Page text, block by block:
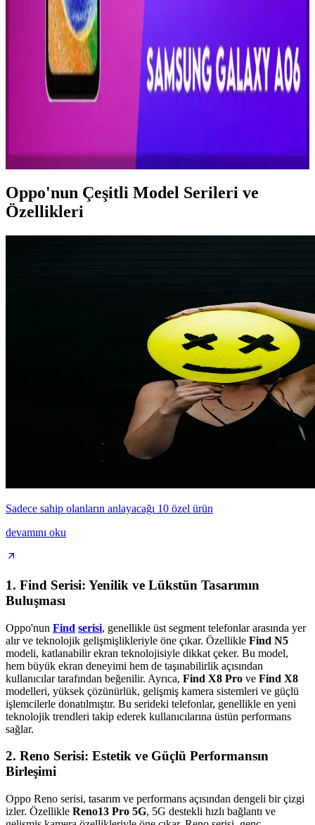
Xiaomi'nin en büyük ekranlı telefonları yüksek çözünürlük ve
gelişmiş ekran teknolojileriyle öne çıkıyor, kullanıcıların multimedya
ve oyun deneyimini artırıyor, güçlü donanım ve uzun pil ömrü
Samsung Galaxy A06 ve A04s Modellerinin Teknik
Özellikleri ve Karşılaştırması
Samsung Galaxy A06 ve A04s modellerinin teknik detayları ve
elektronik bileşenleri hakkında bilinmesi gerekenler, performans ve
dayanıklılık açısından önemli bilgiler içerir.
Oppo'nun Çeşitli Model Serileri ve
Özellikleri
Sadece sahip olanların anlayacağı 10 özel ürün
devamını oku
1. Find Serisi: Yenilik ve Lükstün Tasarımın
Buluşması
Oppo'nun Find serisi, genellikle üst segment telefonlar arasında yer
alır ve teknolojik gelişmişlikleriyle öne çıkar. Özellikle Find N5
modeli, katlanabilir ekran teknolojisiyle dikkat çeker. Bu model,
hem büyük ekran deneyimi hem de taşınabilirlik açısından
kullanıcılar tarafından beğenilir. Ayrıca, Find X8 Pro ve Find X8
modelleri, yüksek çözünürlük, gelişmiş kamera sistemleri ve güçlü
işlemcilerle donatılmıştır. Bu serideki telefonlar, genellikle en yeni
teknolojik trendleri takip ederek kullanıcılarına üstün performans
sağlar.
2. Reno Serisi: Estetik ve Güçlü Performansın
Birleşimi
Oppo Reno serisi, tasarım ve performans açısından dengeli bir çizgi
izler. Özellikle Reno13 Pro 5G, 5G destekli hızlı bağlantı ve